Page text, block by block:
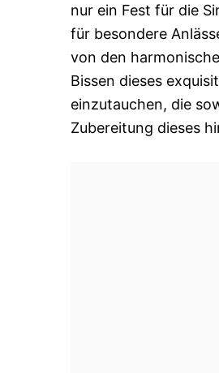
nur ein Fest für die
für besondere
von den
Bissen dieses
einzutauchen, die
Zubereitung dieses